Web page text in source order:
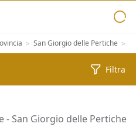
> San Giorgio delle Pertiche >
Filtra
- San Giorgio delle Pertiche